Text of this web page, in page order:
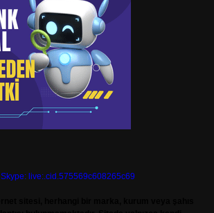
Skype: live:.cid.575569c608265c69